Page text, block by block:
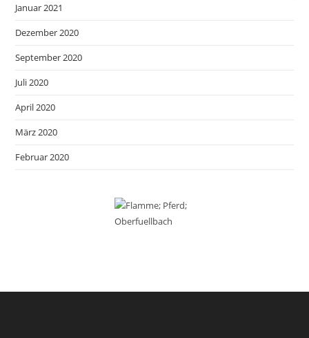
Januar 2021
Dezember 2020
September 2020
Juli 2020
April 2020
März 2020
Februar 2020